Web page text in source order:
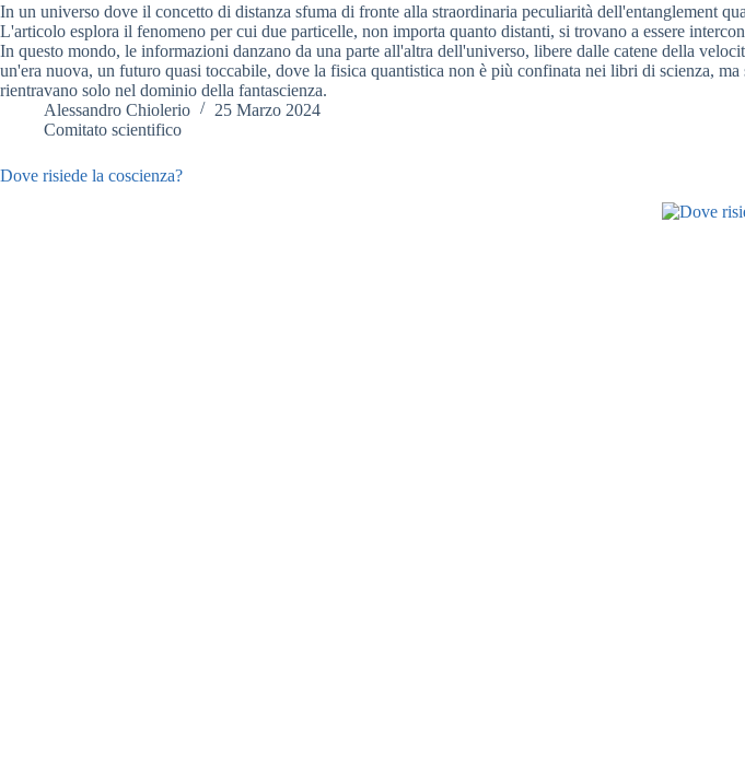
In un universo dove il concetto di distanza sfuma di fronte alla straordinaria peculiarità dell'entanglement
L'articolo esplora il fenomeno per cui due particelle, non importa quanto distanti, si trovano a essere
In questo mondo, le informazioni danzano da una parte all'altra dell'universo, libere dalle catene della
un'era nuova, un futuro quasi toccabile, dove la fisica quantistica non è più confinata nei libri di scienza,
rientravano solo nel dominio della fantascienza.
Alessandro Chiolerio
25 Marzo 2024
Comitato scientifico
Dove risiede la coscienza?